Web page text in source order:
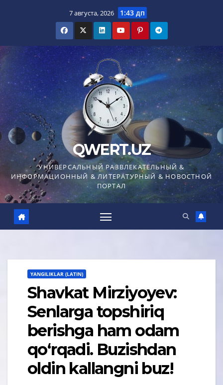
7 августа, 2026 1:43 дп
QWERT.UZ
УНИВЕРСАЛЬНЫЙ РАЗВЛЕКАТЕЛЬНЫЙ &
ИНФОРМАЦИОННЫЙ & ЛИТЕРАТУРНЫЙ & НОВОСТНОЙ
ПОРТАЛ
YANGILIKLAR (LATIN)
Shavkat Mirziyoyev:
Senlarga topshiriq
berishga ham odam
qo‘rqadi. Buzishdan
oldin kallangni buz!